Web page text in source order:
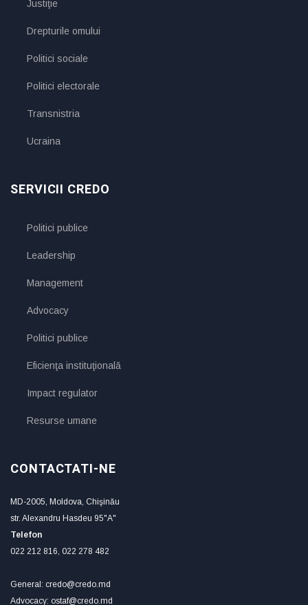
Justiţie
Drepturile omului
Politici sociale
Politici electorale
Transnistria
Ucraina
SERVICII CREDO
Politici publice
Leadership
Management
Advocacy
Politici publice
Eficienţa instituţională
Impact regulator
Resurse umane
CONTACTATI-NE
MD-2005, Moldova, Chişinău
str. Alexandru Hasdeu 95"A"
Telefon
022 212 816, 022 278 482
General: credo@credo.md
Advocacy: ostaf@credo.md